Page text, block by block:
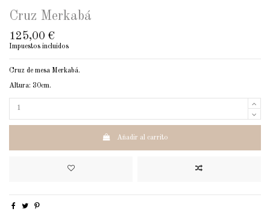
Cruz Merkabá
125,00 €
Impuestos incluidos
Cruz de mesa Merkabá.
Altura: 30cm.
Añadir al carrito